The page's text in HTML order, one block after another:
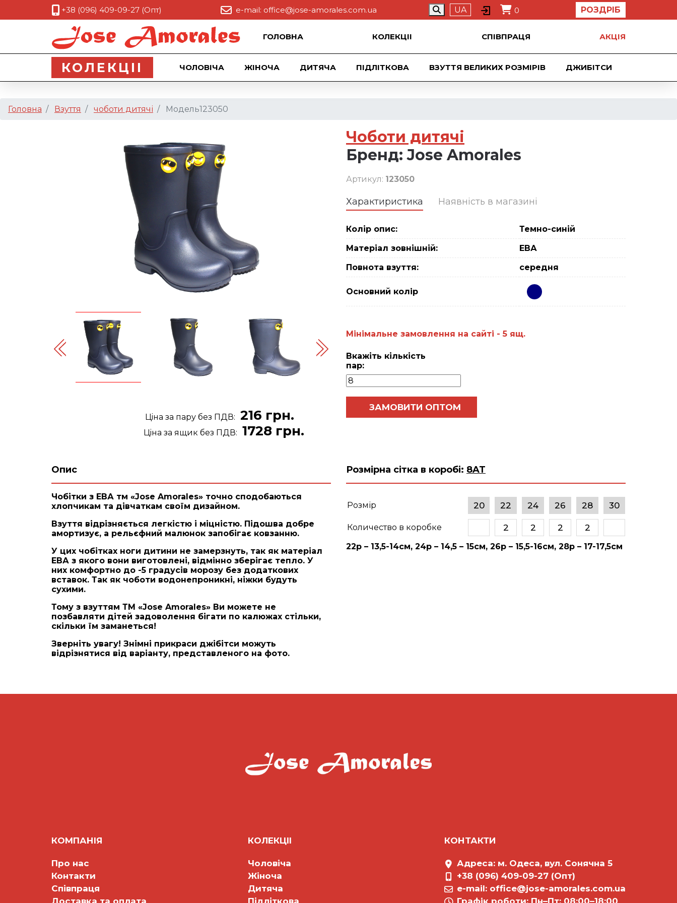
+38 (096) 409-09-27 (Опт) e-mail: office@jose-amorales.com.ua UA 0 РОЗДРІБ
ГОЛОВНА КОЛЕКЦII СПІВПРАЦЯ АКЦIЯ
КОЛЕКЦII ЧОЛОВІЧА ЖІНОЧА ДИТЯЧА ПІДЛІТКОВА ВЗУТТЯ ВЕЛИКИХ РОЗМІРІВ ДЖИБIТСИ
Головна Взуття чоботи дитячі Модель123050
Цiна за пару без ПДВ: 216 грн.
Цiна за ящик без ПДВ: 1728 грн.
Чоботи дитячі
Бренд:Jose Amorales
Артикул: 123050
Характиристика Наявність в магазині
Колір опис:
Темно-синій
Матеріал зовнішній:
ЕВА
Повнота взуття:
середня
Основний колiр
Мiнiмальне замовлення на сайтi - 5 ящ.
Вкажіть кількість
пар:
ЗАМОВИТИ ОПТОМ
Опис
Чобітки з ЕВА тм «Jose Amorales» точно сподобаються
хлопчикам та дівчаткам своїм дизайном.
Взуття відрізняється легкістю і міцністю. Підошва добре
амортизує, а рельєфний малюнок запобігає ковзанню.
У цих чобітках ноги дитини не замерзнуть, так як матеріал
ЕВА з якого вони виготовлені, відмінно зберігає тепло. У
них комфортно до -5 градусів морозу без додаткових
вставок. Так як чоботи водонепроникні, ніжки будуть
сухими.
Тому з взуттям ТМ «Jose Amorales» Ви можете не
позбавляти дітей задоволення бігати по калюжах стільки,
скільки їм заманеться!
Зверніть увагу! Знімні прикраси джібітси можуть
відрізнятися від варіанту, представленого на фото.
Розмірна сітка в коробі: 8AT
Розмір 20 22 24 26 28 30
Количество в коробке 2 2 2 2
22р – 13,5-14см, 24р – 14,5 – 15см, 26р – 15,5-16см, 28р – 17-17,5см
КОМПАНІЯ
Про нас
Контакти
Співпраця
Доставка та оплата
КОЛЕКЦII
Чоловіча
Жіноча
Дитяча
Підліткова
КОНТАКТИ
Адреса: м. Одеса, вул. Сонячна 5
+38 (096) 409-09-27 (Опт)
e-mail: office@jose-amorales.com.ua
Графiк роботи: Пн–Пт: 08:00–18:00